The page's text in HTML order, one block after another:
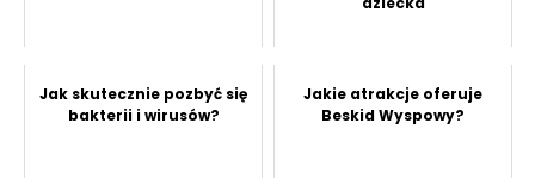
Jak skutecznie pozbyć się
bakterii i wirusów?
Jakie atrakcje oferuje
Beskid Wyspowy?